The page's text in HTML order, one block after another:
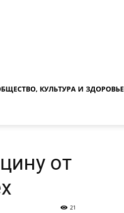
КУЛЬТУРА И ЗДОРОВЬЕ
от
21